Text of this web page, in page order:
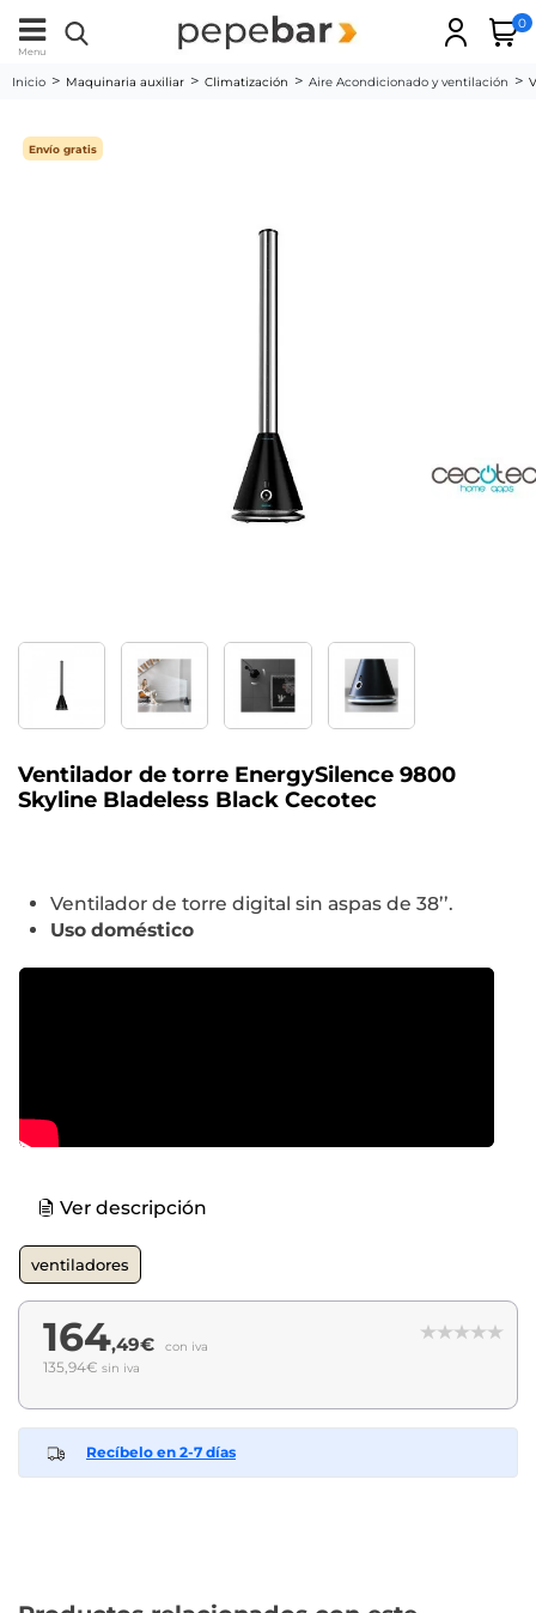
Menu
0
Inicio Maquinaria auxiliar Climatización Aire Acondicionado y ventilación
Envío gratis
Ventilador de torre EnergySilence 9800
Skyline Bladeless Black Cecotec
Ventilador de torre digital sin aspas de 38’’.
Uso doméstico
Ver descripción
ventiladores
164,49€ con iva
135,94€ sin iva
Recíbelo en 2-7 días